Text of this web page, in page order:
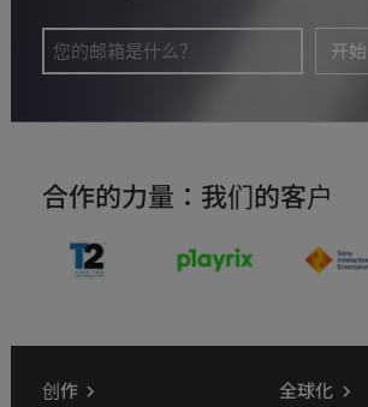
开始
合作的力量：我们的客户
创作 全球化